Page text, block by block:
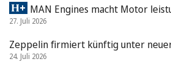
MAN Engines macht Motor
27. Juli 2026
Zeppelin firmiert künftig unter
24. Juli 2026